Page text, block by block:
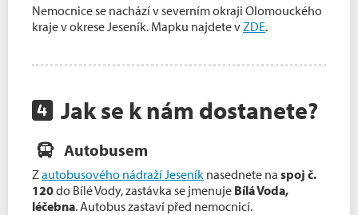
Nemocnice se nachází v severním okraji Olomouckého
kraje v okrese Jeseník. Mapku najdete v ZDE.
Jak se k nám dostanete?
Autobusem
Zautobusového nádraží Jeseník nasednete na spoj č.
120do Bílé Vody, zastávka se jmenuje Bílá Voda,
léčebna. Autobus zastaví před nemocnicí.